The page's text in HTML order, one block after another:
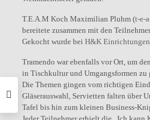
T.E.A.M Koch Maximilian Pluhm (t-e-
bereitete zusammen mit den
Gekocht wurde bei H&K Einrichtungen
Tramendo war ebenfalls vor Ort, um
in Tischkultur und Umgangsformen zu
Die Themen gingen vom richtigen
Gläserauswahl, Servietten falten über
Tafel bis hin zum kleinen Business-